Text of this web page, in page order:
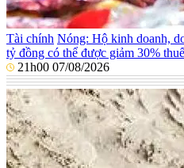
Tài chính Nóng: Hộ kinh doanh,
tỷ đồng có thể được giảm 30%
21h00 07/08/2026